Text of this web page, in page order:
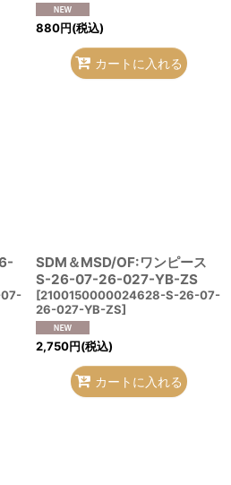
880円(税込)
カートに入れる
SDM＆MSD/OF:ワンピース
S-26-07-26-027-YB-ZS
[2100150000024628-S-26-07-
26-027-YB-ZS]
2,750円(税込)
カートに入れる